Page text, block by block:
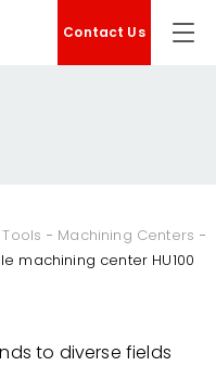
Contact Us
Machining Centers
machining center HU100
to diverse fields